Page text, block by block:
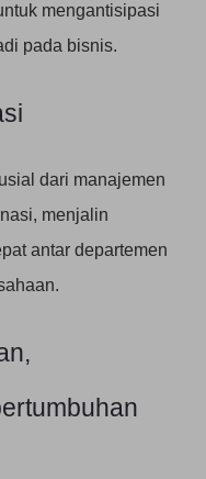
mengantisipasi
pada bisnis.
dari manajemen
menjalin
antar departemen